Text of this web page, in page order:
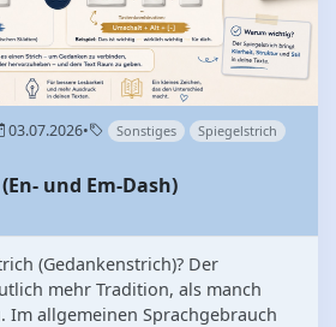
03.07.2026• Sonstiges
Spiegelstrich
und Em-Dash)
(Gedankenstrich)? Der
mehr Tradition, als manch
Im allgemeinen Sprachgebrauch